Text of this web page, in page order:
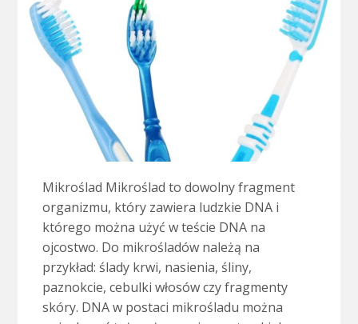
Mikroślad Mikroślad to dowolny fragment
organizmu, który zawiera ludzkie DNA i
którego można użyć w teście DNA na
ojcostwo. Do mikrośladów należą na
przykład: ślady krwi, nasienia, śliny,
paznokcie, cebulki włosów czy fragmenty
skóry. DNA w postaci mikrośladu można